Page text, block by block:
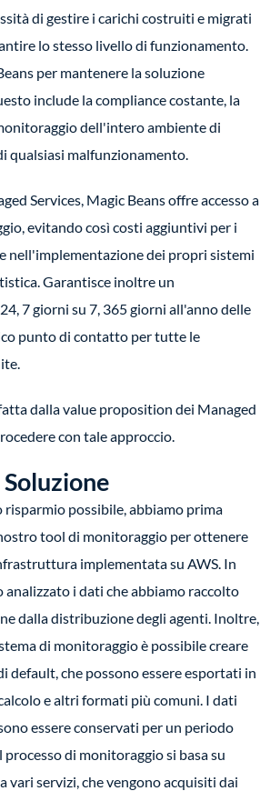
di gestire i carichi costruiti e migrati
lo stesso livello di funzionamento.
per mantenere la soluzione
include la compliance costante, la
dell'intero ambiente di
qualsiasi malfunzionamento.
Services, Magic Beans offre accesso a
evitando così costi aggiuntivi per i
nell'implementazione dei propri sistemi
Garantisce inoltre un
7 giorni su 7, 365 giorni all'anno delle
punto di contatto per tutte le
dalla value proposition dei Managed
con tale approccio.
Soluzione
risparmio possibile, abbiamo prima
tool di monitoraggio per ottenere
implementata su AWS. In
analizzato i dati che abbiamo raccolto
dalla distribuzione degli agenti. Inoltre,
di monitoraggio è possibile creare
default, che possono essere esportati in
e altri formati più comuni. I dati
essere conservati per un periodo
di monitoraggio si basa su
vari servizi, che vengono acquisiti dai